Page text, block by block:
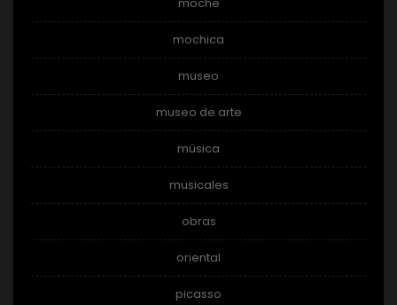
mochica
museo
museo de arte
música
musicales
obras
oriental
picasso